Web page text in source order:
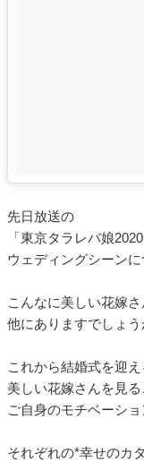
先日放送の
「東京タラレバ娘
ウェディングシーン
こんなに美しい花嫁
他にありますでしょう
これから結婚式を迎
美しい花嫁さんを見る
ご自身のモチベーシ
それぞれの*幸せのカ